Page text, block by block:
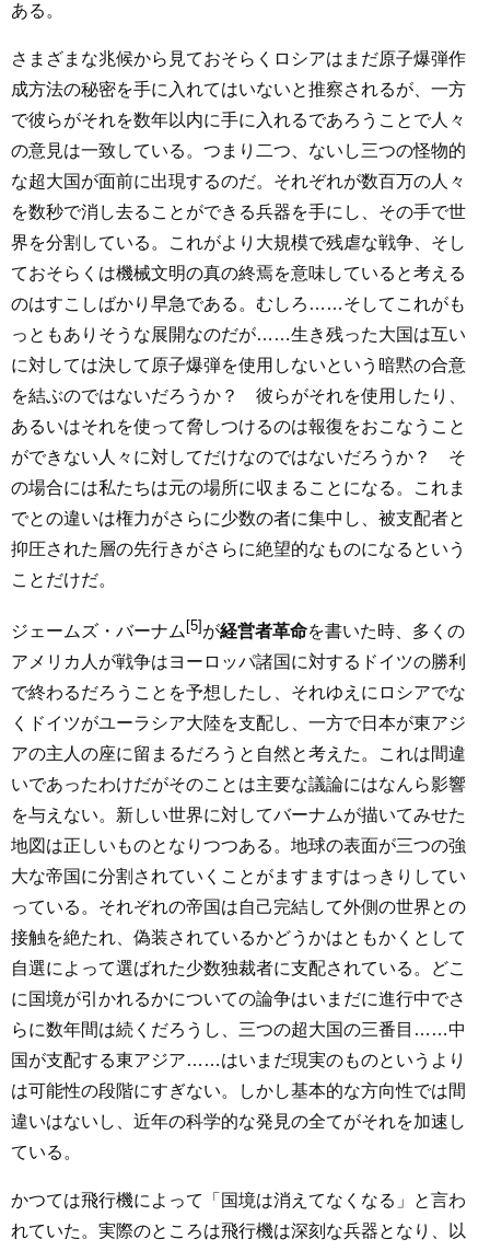
ある。
さまざまな兆候から見ておそらくロシアはまだ原子爆弾作
成方法の秘密を手に入れてはいないと推察されるが、一方
で彼らがそれを数年以内に手に入れるであろうことで人々
の意見は一致している。つまり二つ、ないし三つの怪物的
な超大国が面前に出現するのだ。それぞれが数百万の人々
を数秒で消し去ることができる兵器を手にし、その手で世
界を分割している。これがより大規模で残虐な戦争、そし
ておそらくは機械文明の真の終焉を意味していると考える
のはすこしばかり早急である。むしろ……そしてこれがも
っともありそうな展開なのだが……生き残った大国は互い
に対しては決して原子爆弾を使用しないという暗黙の合意
を結ぶのではないだろうか？ 彼らがそれを使用したり、
あるいはそれを使って脅しつけるのは報復をおこなうこと
ができない人々に対してだけなのではないだろうか？ そ
の場合には私たちは元の場所に収まることになる。これま
でとの違いは権力がさらに少数の者に集中し、被支配者と
抑圧された層の先行きがさらに絶望的なものになるという
ことだけだ。
ジェームズ・バーナム [5] が経営者革命を書いた時、多くの
アメリカ人が戦争はヨーロッパ諸国に対するドイツの勝利
で終わるだろうことを予想したし、それゆえにロシアでな
くドイツがユーラシア大陸を支配し、一方で日本が東アジ
アの主人の座に留まるだろうと自然と考えた。これは間違
いであったわけだがそのことは主要な議論にはなんら影響
を与えない。新しい世界に対してバーナムが描いてみせた
地図は正しいものとなりつつある。地球の表面が三つの強
大な帝国に分割されていくことがますますはっきりしてい
っている。それぞれの帝国は自己完結して外側の世界との
接触を絶たれ、偽装されているかどうかはともかくとして
自選によって選ばれた少数独裁者に支配されている。どこ
に国境が引かれるかについての論争はいまだに進行中でさ
らに数年間は続くだろうし、三つの超大国の三番目……中
国が支配する東アジア……はいまだ現実のものというより
は可能性の段階にすぎない。しかし基本的な方向性では間
違いはないし、近年の科学的な発見の全てがそれを加速し
ている。
かつては飛行機によって「国境は消えてなくなる」と言わ
れていた。実際のところは飛行機は深刻な兵器となり、以